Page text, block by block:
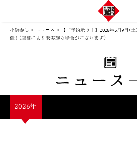
小僧寿し > ニュ－ス >
【ご予約承り中】2026年5月9日(
催！(店舗により未実施の場合がございます)
2026年